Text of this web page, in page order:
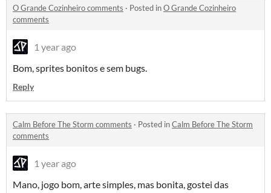
O Grande Cozinheiro comments · Posted inO Grande Cozinheiro
comments
1 year ago
Bom, sprites bonitos e sem bugs.
Reply
Calm Before The Storm comments · Posted inCalm Before The Storm
comments
1 year ago
Mano, jogo bom, arte simples, mas bonita, gostei das